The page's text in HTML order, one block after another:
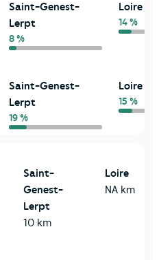
Saint-Genest-
Lerpt
8 %
Loire
14 %
Saint-Genest-
Lerpt
19 %
Loire
15 %
Saint-
Genest-
Lerpt
10 km
Loire
NA km